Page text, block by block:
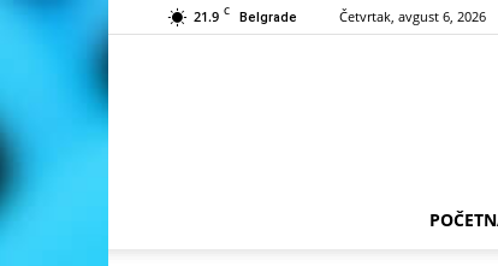
21.9 C Belgrade Četvrtak, avgust 6, 2026